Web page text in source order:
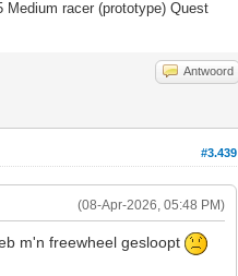
Medium racer (prototype) Quest
Antwoord
#3.439
(08-Apr-2026, 05:48 PM)
m'n freewheel gesloopt